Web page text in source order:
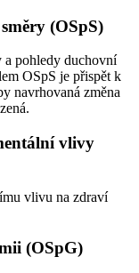
(OSpS)
a pohledy duchovní
OSpS je přispět k
navrhovaná změna
vlivy
vlivu na zdraví
(OSpG)